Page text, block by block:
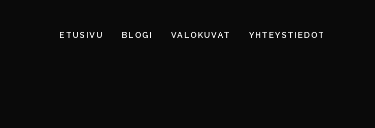
ETUSIVU BLOGI VALOKUVAT YHTEYSTIEDOT